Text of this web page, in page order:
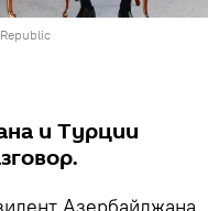
и Турции